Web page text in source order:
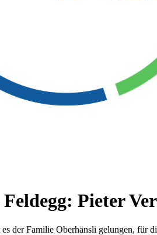
Pieter
der Familie Oberhänsli gelungen, für